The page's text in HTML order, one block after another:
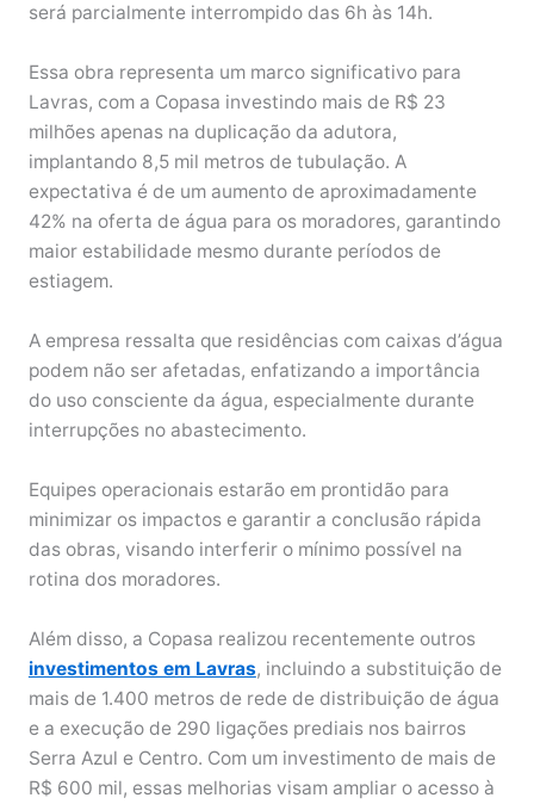
será parcialmente interrompido das 6h às 14h.
Essa obra representa um marco significativo para
Lavras, com a Copasa investindo mais de R$ 23
milhões apenas na duplicação da adutora,
implantando 8,5 mil metros de tubulação. A
expectativa é de um aumento de aproximadamente
42% na oferta de água para os moradores, garantindo
maior estabilidade mesmo durante períodos de
estiagem.
A empresa ressalta que residências com caixas d’água
podem não ser afetadas, enfatizando a importância
do uso consciente da água, especialmente durante
interrupções no abastecimento.
Equipes operacionais estarão em prontidão para
minimizar os impactos e garantir a conclusão rápida
das obras, visando interferir o mínimo possível na
rotina dos moradores.
Além disso, a Copasa realizou recentemente outros
investimentos em Lavras, incluindo a substituição de
mais de 1.400 metros de rede de distribuição de água
e a execução de 290 ligações prediais nos bairros
Serra Azul e Centro. Com um investimento de mais de
R$ 600 mil, essas melhorias visam ampliar o acesso à